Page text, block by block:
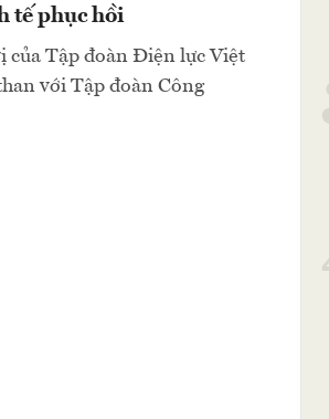
tế phục hồi
của Tập đoàn Điện lực Việt
với Tập đoàn Công